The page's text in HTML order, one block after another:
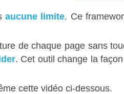
aucune limite. Ce
de chaque page sans
. Cet outil change la
cette vidéo ci-dessous.